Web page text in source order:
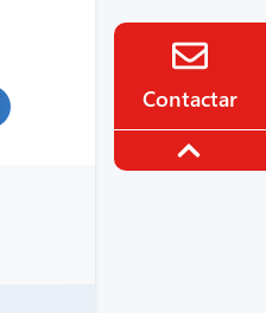
Contactar